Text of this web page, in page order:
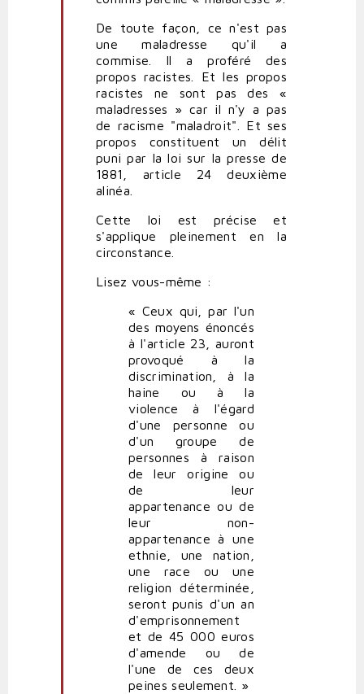
De toute façon, ce n'est pas
une maladresse qu'il a
commise. Il a proféré des
propos racistes. Et les propos
racistes ne sont pas des «
maladresses » car il n'y a pas
de racisme "maladroit". Et ses
propos constituent un délit
puni par la loi sur la presse de
1881, article 24 deuxième
alinéa.
Cette loi est précise et
s'applique pleinement en la
circonstance.
Lisez vous-même :
« Ceux qui, par l'un
des moyens énoncés
à l'article 23, auront
provoqué à la
discrimination, à la
haine ou à la
violence à l'égard
d'une personne ou
d'un groupe de
personnes à raison
de leur origine ou
de leur
appartenance ou de
leur non-
appartenance à une
ethnie, une nation,
une race ou une
religion déterminée,
seront punis d'un an
d'emprisonnement
et de 45 000 euros
d'amende ou de
l'une de ces deux
peines seulement. »